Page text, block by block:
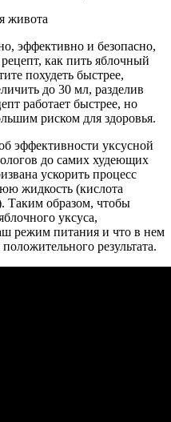
эффективно и безопасно,
как пить яблочный
похудеть быстрее,
до 30 мл, разделив
работает быстрее, но
риском для здоровья.
эффективности уксусной
до самих худеющих
ускорить процесс
жидкость (кислота
Таким образом, чтобы
уксуса,
режим питания и что в нем
результата.